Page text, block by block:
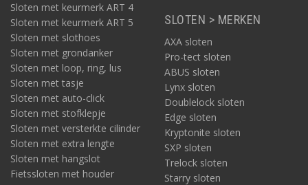
Sloten met keurmerk ART 4
Sloten met keurmerk ART 5
Sloten met slothoes
Sloten met grondanker
Sloten met loop, ring, lus
Sloten met tasje
Sloten met auto-click
Sloten met stofklepje
Sloten met versterkte cilinder
Sloten met extra lengte
Sloten met hangslot
Fietssloten met houder
SLOTEN > MERKEN
AXA sloten
Pro-tect sloten
ABUS sloten
Lynx sloten
Doublelock sloten
Edge sloten
Kryptonite sloten
SXP sloten
Trelock sloten
Starry sloten